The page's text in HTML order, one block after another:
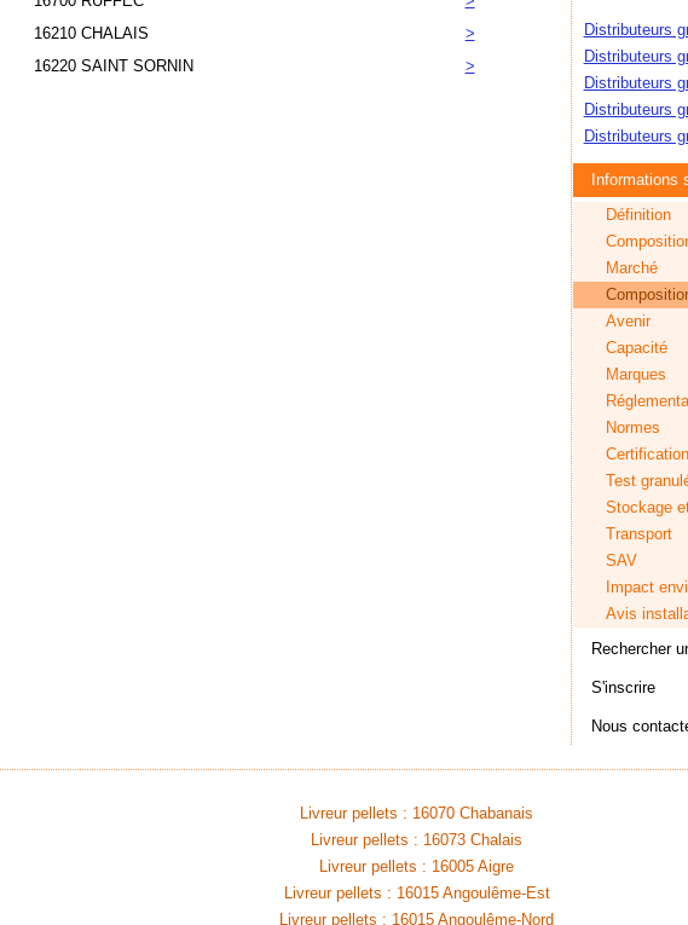
16210 CHALAIS
>
16220 SAINT SORNIN >
Distributeurs
Distributeurs
Distributeurs
Distributeurs
Distributeurs
Informations
Définition
Marché
Avenir
Capacité
Marques
Normes
Certification
Test
Stockage
Transport
SAV
Impact
Avis
Rechercher
S'inscrire
Nous
Livreur pellets : 16070 Chabanais
Livreur pellets : 16073 Chalais
Livreur pellets : 16005 Aigre
Livreur pellets : 16015 Angoulême-Est
Livreur pellets : 16015 Angoulême-Nord